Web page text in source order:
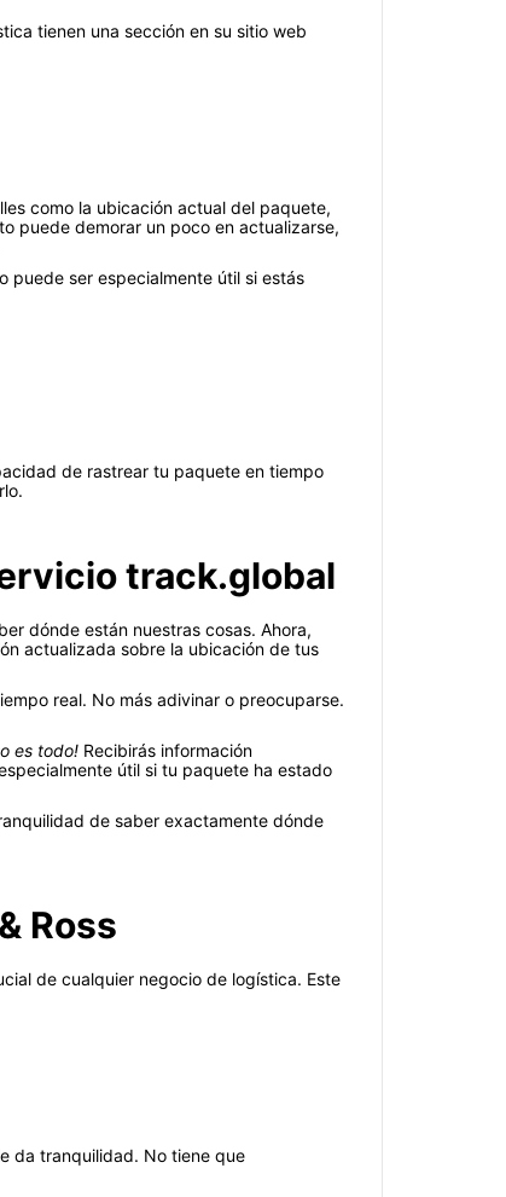
tienen una sección en su sitio web
como la ubicación actual del paquete,
puede demorar un poco en actualizarse,
puede ser especialmente útil si estás
de rastrear tu paquete en tiempo
track.global
dónde están nuestras cosas. Ahora,
actualizada sobre la ubicación de tus
real. No más adivinar o preocuparse.
es todo! Recibirás información
útil si tu paquete ha estado
de saber exactamente dónde
Ross
de cualquier negocio de logística. Este
da tranquilidad. No tiene que